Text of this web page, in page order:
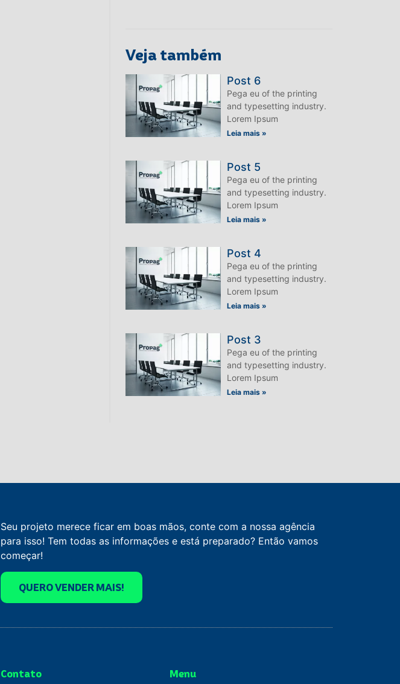
Veja também
Post 6
Pega eu of the printing
and typesetting industry.
Lorem Ipsum
Leia mais »
Post 5
Pega eu of the printing
and typesetting industry.
Lorem Ipsum
Leia mais »
Post 4
Pega eu of the printing
and typesetting industry.
Lorem Ipsum
Leia mais »
Post 3
Pega eu of the printing
and typesetting industry.
Lorem Ipsum
Leia mais »
Seu projeto merece ficar em boas mãos, conte com a nossa agência
para isso! Tem todas as informações e está preparado? Então vamos
começar!
QUERO VENDER MAIS!
Contato Menu